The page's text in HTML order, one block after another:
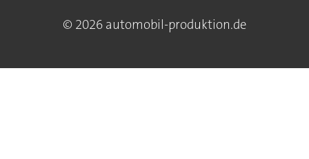
© 2026 automobil-produktion.de